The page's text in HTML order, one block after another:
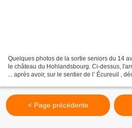
Quelques photos de la sortie seniors du 14
le château du Hohlandsbourg. Ci-dessus,
... après avoir, sur le sentier de l’ Écureuil ,
< Page précédente